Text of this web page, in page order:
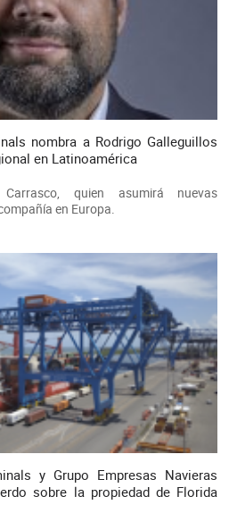
nombra a Rodrigo Galleguillos
en Latinoamérica
quien asumirá nuevas
en Europa.
y Grupo Empresas Navieras
sobre la propiedad de Florida